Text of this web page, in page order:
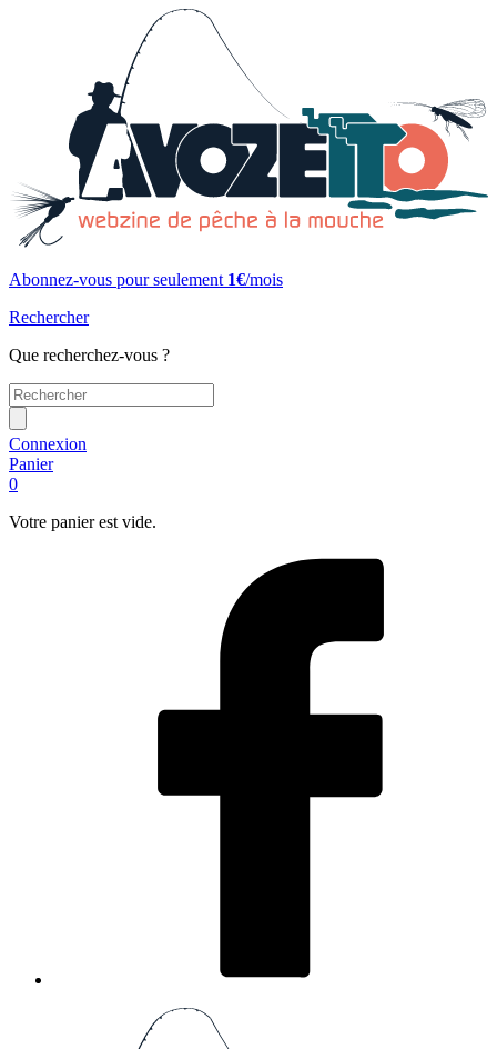
Abonnez-vous pour seulement 1€/mois
Rechercher
Que recherchez-vous ?
Connexion
Panier
0
Votre panier est vide.